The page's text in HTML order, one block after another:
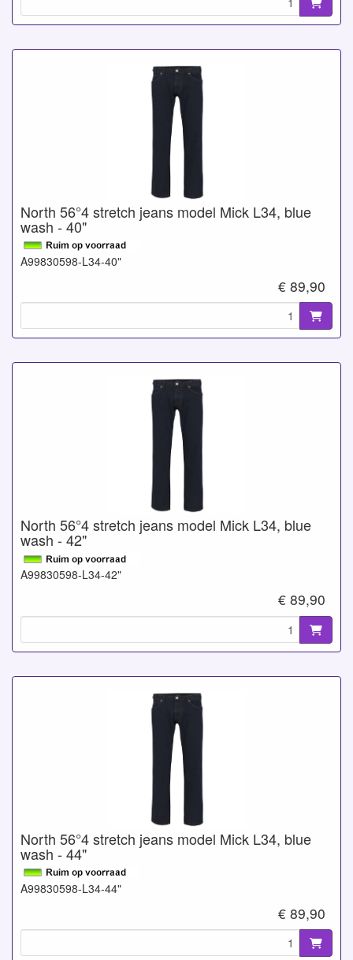
North 56°4 stretch jeans model Mick L34, blue
wash - 40"
A99830598-L34-40"
€ 89,90
North 56°4 stretch jeans model Mick L34, blue
wash - 42"
A99830598-L34-42"
€ 89,90
North 56°4 stretch jeans model Mick L34, blue
wash - 44"
A99830598-L34-44"
€ 89,90